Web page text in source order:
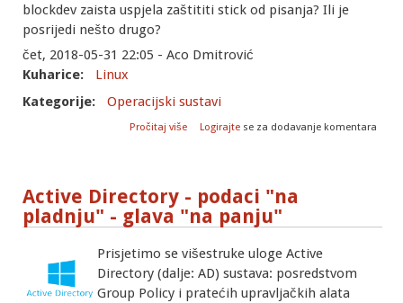
blockdev zaista uspjela zaštititi stick od pisanja? Ili je
posrijedi nešto drugo?
čet, 2018-05-31 22:05 - Aco Dmitrović
Kuharice:
Linux
Kategorije:
Operacijski sustavi
Pročitaj više o Prljavi bit
Logirajte se za dodavanje komentara
Active Directory - podaci "na
pladnju" - glava "na panju"
Prisjetimo se višestruke uloge Active
Directory (dalje: AD) sustava: posredstvom
Group Policy i pratećih upravljačkih alata